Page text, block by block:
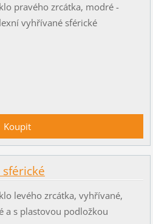
pravého zrcátka, modré -
vyhřívané sférické
levého zrcátka, vyhřívané,
a s plastovou podložkou